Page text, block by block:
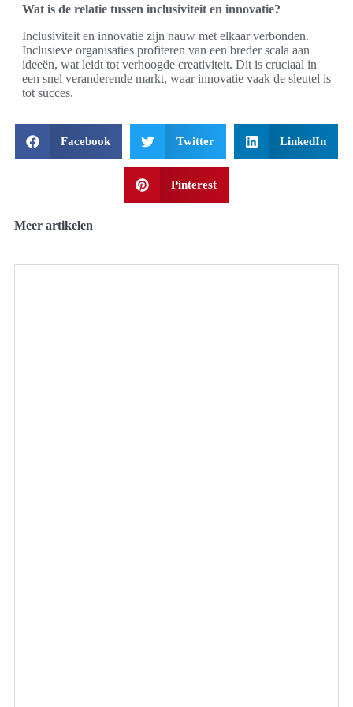
Wat is de relatie tussen inclusiviteit en innovatie?
Inclusiviteit en innovatie zijn nauw met elkaar verbonden.
Inclusieve organisaties profiteren van een breder scala aan
ideeën, wat leidt tot verhoogde creativiteit. Dit is cruciaal in
een snel veranderende markt, waar innovatie vaak de sleutel is
tot succes.
Facebook Twitter LinkedIn
Pinterest
Meer artikelen